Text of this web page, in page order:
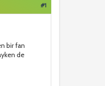
#1
bir fan
de